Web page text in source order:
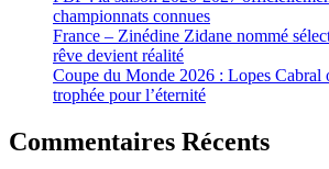
championnats connues
France – Zinédine Zidane nommé
rêve devient réalité
Coupe du Monde 2026 : Lopes Cabral
trophée pour l’éternité
Commentaires Récents